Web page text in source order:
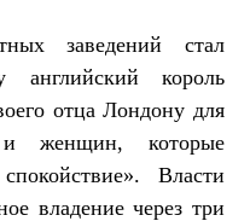
заведений стал
король
отца Лондону для
женщин, которые
Власти
владение через три